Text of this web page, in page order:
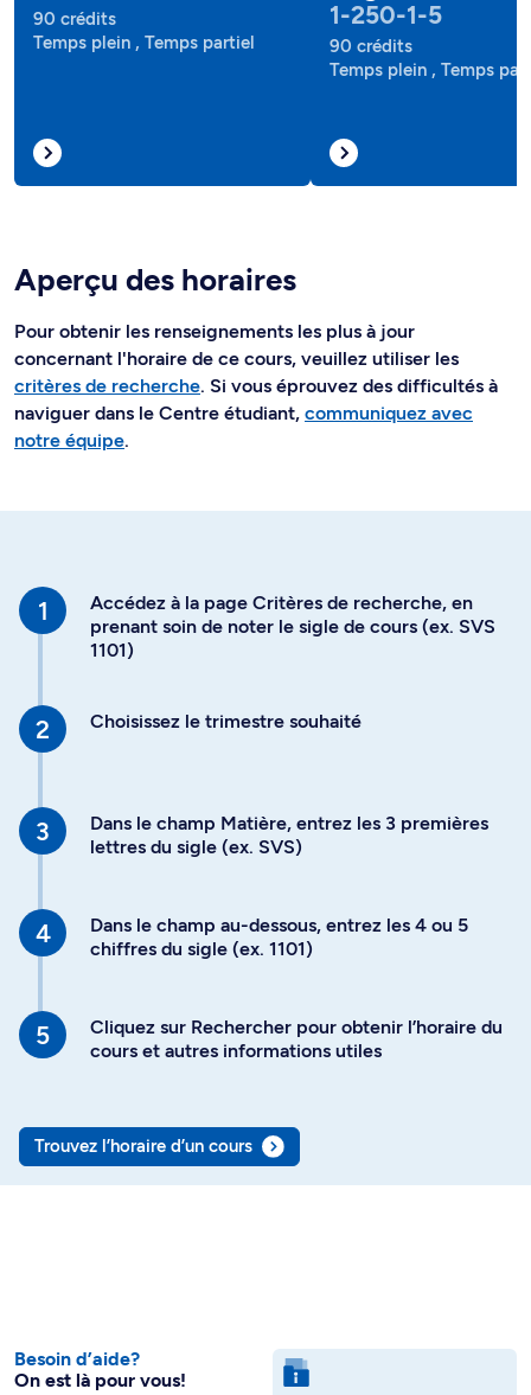
90 crédits
Temps plein , Temps partiel
1-250-1-5
90 crédits
Temps plein , Temps
Aperçu des horaires
Pour obtenir les renseignements les plus à jour
concernant l'horaire de ce cours, veuillez utiliser les
critères de recherche. Si vous éprouvez des difficultés à
naviguer dans le Centre étudiant, communiquez avec
notre équipe.
Accédez à la page Critères de recherche, en
prenant soin de noter le sigle de cours (ex. SVS
1101)
Choisissez le trimestre souhaité
Dans le champ Matière, entrez les 3 premières
lettres du sigle (ex. SVS)
Dans le champ au-dessous, entrez les 4 ou 5
chiffres du sigle (ex. 1101)
Cliquez sur Rechercher pour obtenir l’horaire du
cours et autres informations utiles
Trouvez l’horaire d’un cours
Besoin d’aide?
On est là pour vous!